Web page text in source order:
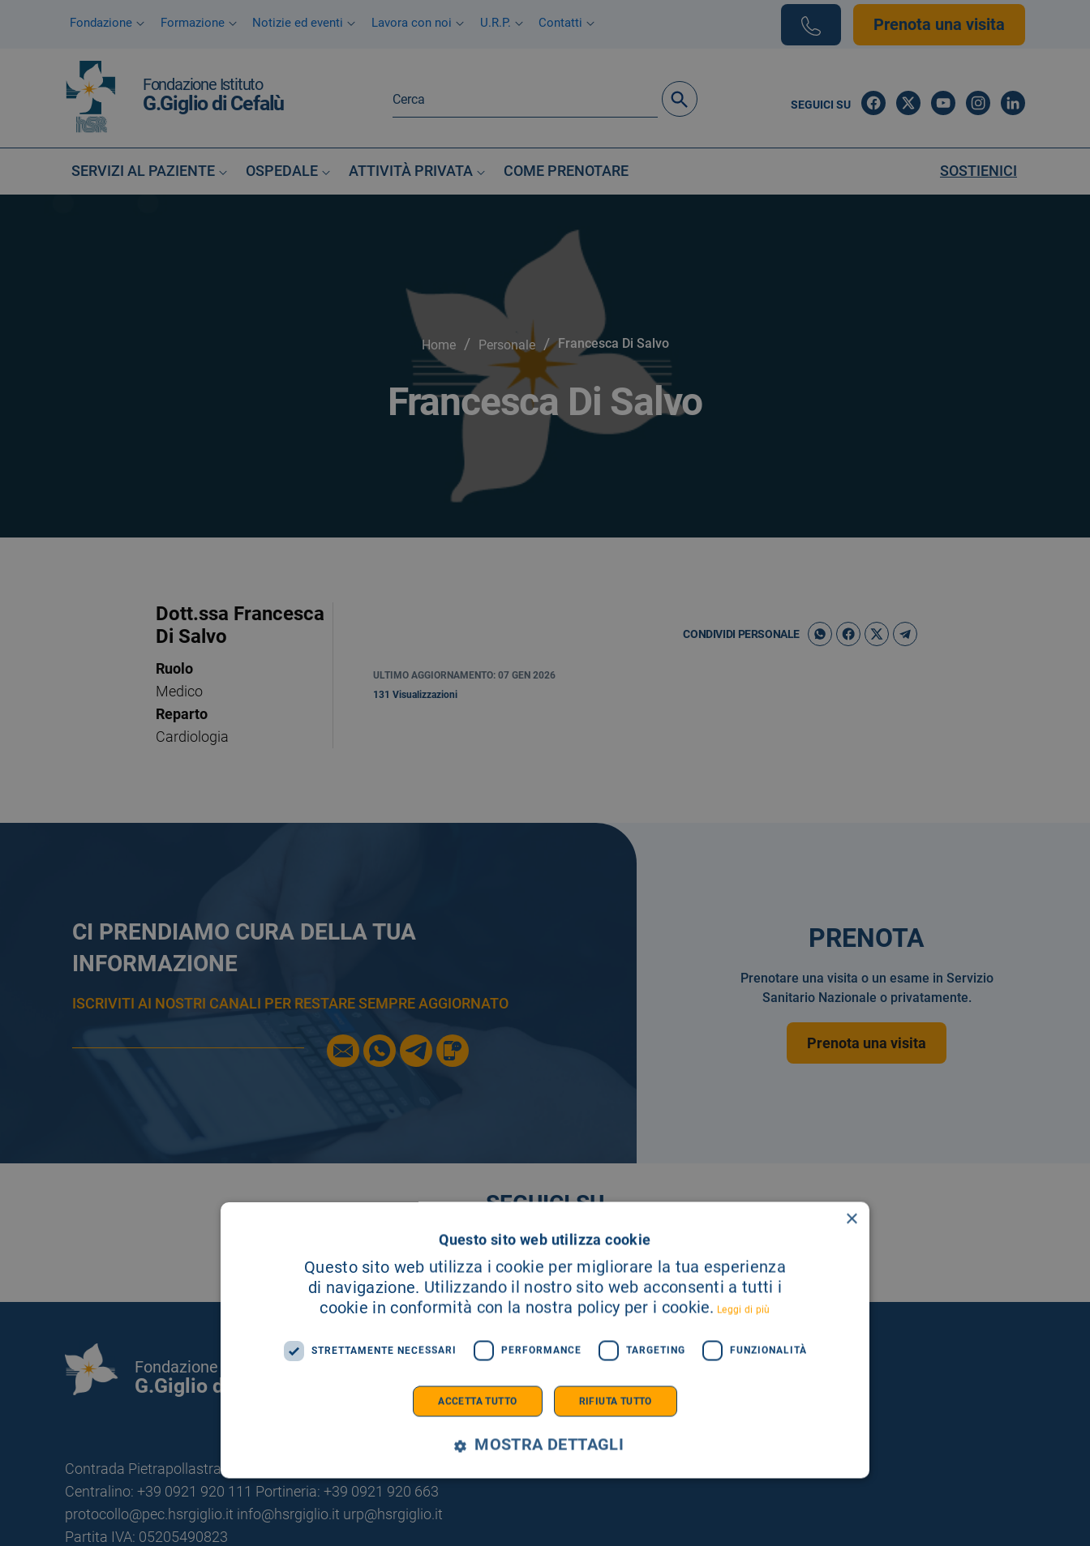
Vai al menu di navigazione
Fondazione Formazione Notizie ed eventi Lavora con noi U.R.P. Contatti Prenota una visita
Fondazione Istituto
G.Giglio di Cefalù SEGUICI SU
SERVIZI AL PAZIENTE OSPEDALE ATTIVITÀ PRIVATA COME PRENOTARE SOSTIENICI
Home / Personale / Francesca Di Salvo
Francesca Di Salvo
Dott.ssa Francesca
Di Salvo
Ruolo
Medico
Reparto
Cardiologia
CONDIVIDI PERSONALE
ULTIMO AGGIORNAMENTO: 07 GEN 2026
131 Visualizzazioni
CI PRENDIAMO CURA DELLA TUA
INFORMAZIONE
ISCRIVITI AI NOSTRI CANALI PER RESTARE SEMPRE AGGIORNATO
PRENOTA
Prenotare una visita o un esame in Servizio
Sanitario Nazionale o privatamente.
Prenota una visita
SEGUICI SU
Fondazione Istituto
G.Giglio di Cefalù
Contrada Pietrapollastra - Pisciotto 90015 Cefalù (PA)
Centralino: +39 0921 920 111 Portineria: +39 0921 920 663
protocollo@pec.hsrgiglio.it info@hsrgiglio.it urp@hsrgiglio.it
Partita IVA: 05205490823
×
Questo sito web utilizza cookie
Questo sito web utilizza i cookie per migliorare la tua esperienza
di navigazione. Utilizzando il nostro sito web acconsenti a tutti i
cookie in conformità con la nostra policy per i cookie. Leggi di più
STRETTAMENTE NECESSARI PERFORMANCE TARGETING FUNZIONALITÀ
ACCETTA TUTTO RIFIUTA TUTTO
MOSTRA DETTAGLI